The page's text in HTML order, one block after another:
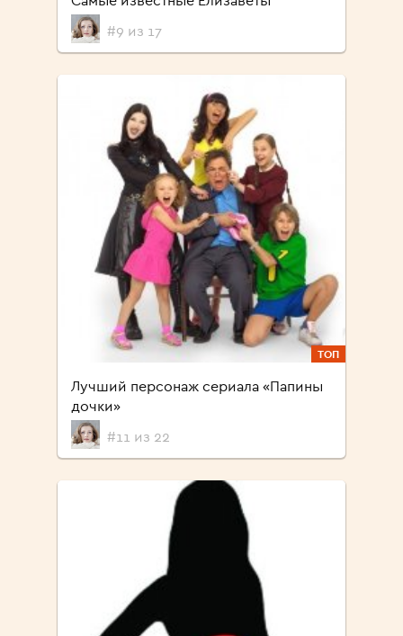
#9 из 17
ТОП
Лучший персонаж сериала «Папины
дочки»
#11 из 22